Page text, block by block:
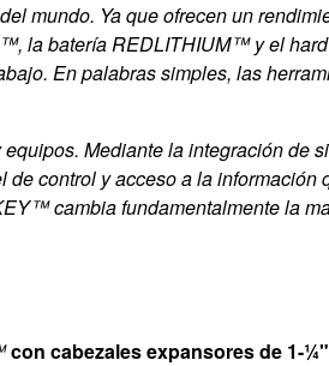
mundo. Ya que ofrecen un
la batería REDLITHIUM™ y el
En palabras simples, las
Mediante la integración de
control y acceso a la
cambia fundamentalmente la
con cabezales expansores de 1-